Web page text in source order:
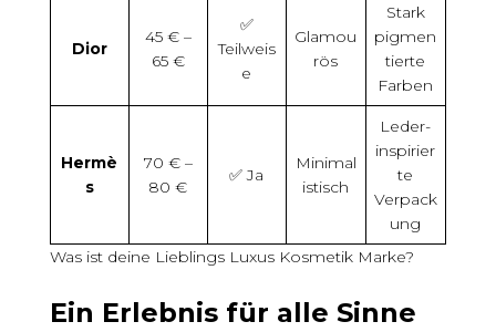
Dior
45 € –
65 €
✅
Teilweis
e
Glamou
rös
Stark
pigmen
tierte
Farben
Hermè
s
70 € –
80 €
✅ Ja
Minimal
istisch
Leder-
inspirier
te
Verpack
ung
Was ist deine Lieblings Luxus Kosmetik Marke?
Ein Erlebnis für alle Sinne